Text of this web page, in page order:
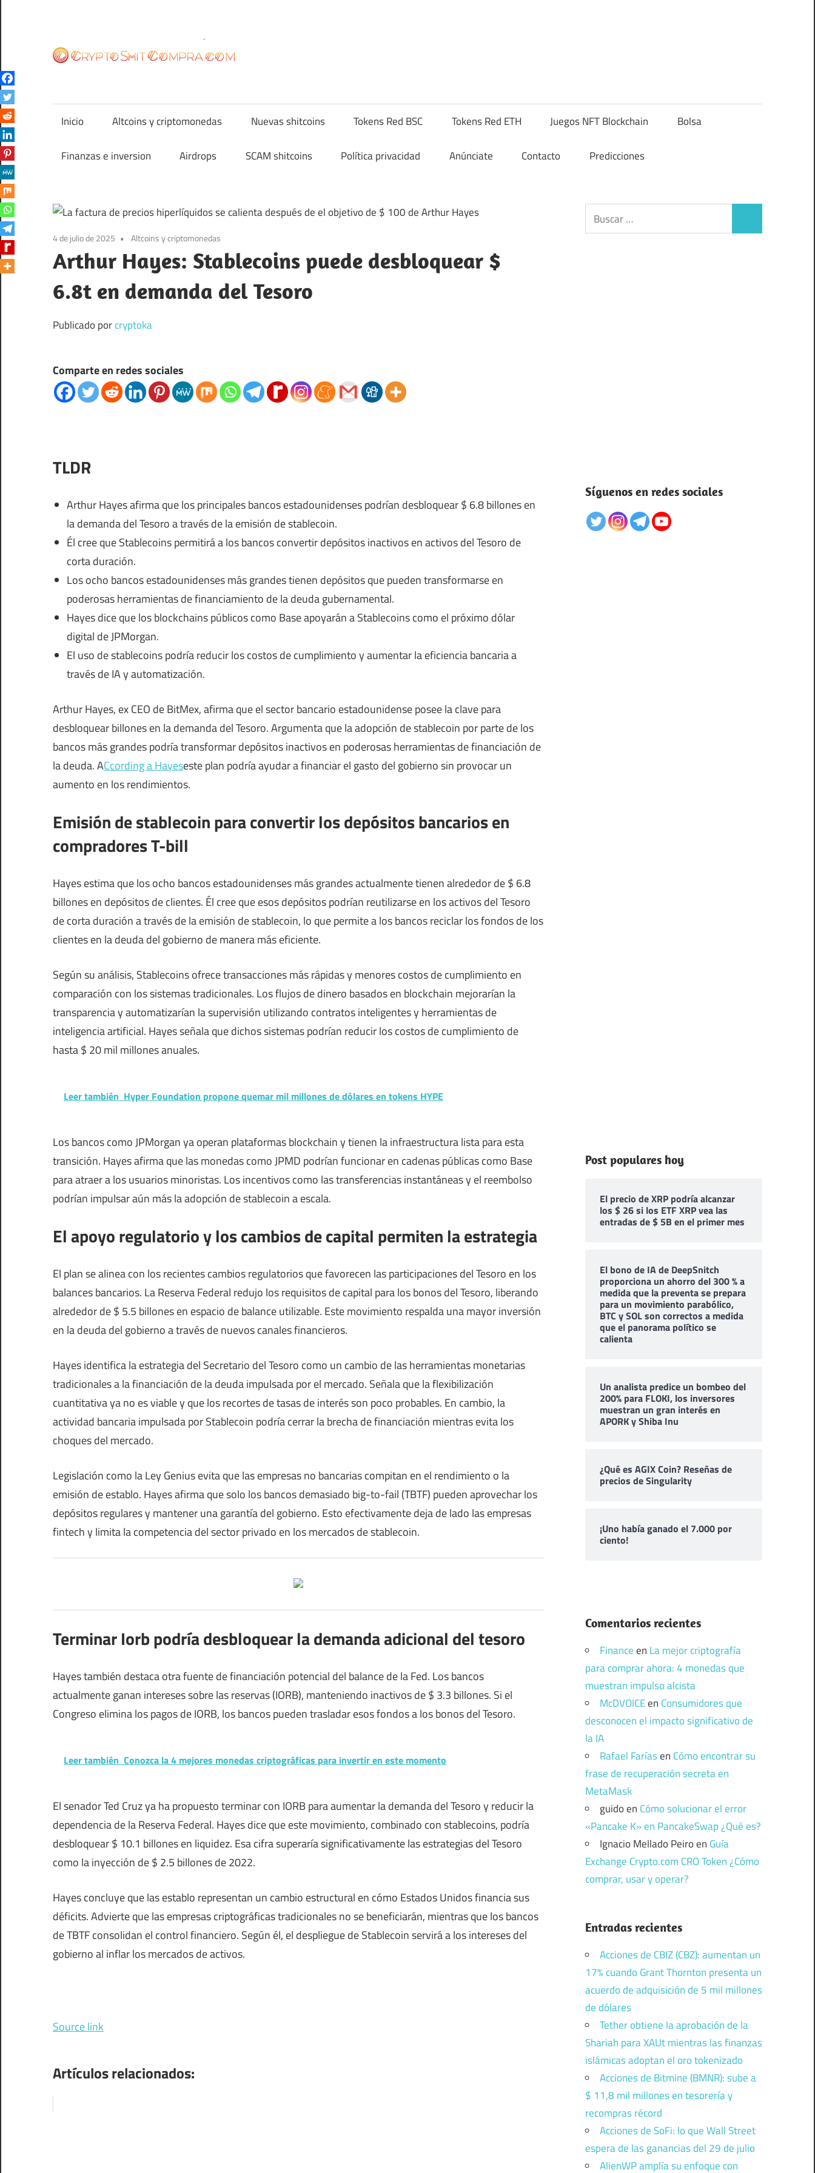
Inicio Altcoins y criptomonedas Nuevas shitcoins Tokens Red BSC Tokens Red ETH Juegos NFT Blockchain Bolsa
Finanzas e inversion Airdrops SCAM shitcoins Política privacidad Anúnciate Contacto Predicciones
4 de julio de 2025 Altcoins y criptomonedas
Arthur Hayes: Stablecoins puede desbloquear $
6.8t en demanda del Tesoro
Publicado porcryptoka
Comparte en redes sociales
TLDR
Arthur Hayes afirma que los principales bancos estadounidenses podrían desbloquear $ 6.8 billones en
la demanda del Tesoro a través de la emisión de stablecoin.
Él cree que Stablecoins permitirá a los bancos convertir depósitos inactivos en activos del Tesoro de
corta duración.
Los ocho bancos estadounidenses más grandes tienen depósitos que pueden transformarse en
poderosas herramientas de financiamiento de la deuda gubernamental.
Hayes dice que los blockchains públicos como Base apoyarán a Stablecoins como el próximo dólar
digital de JPMorgan.
El uso de stablecoins podría reducir los costos de cumplimiento y aumentar la eficiencia bancaria a
través de IA y automatización.
Arthur Hayes, ex CEO de BitMex, afirma que el sector bancario estadounidense posee la clave para
desbloquear billones en la demanda del Tesoro. Argumenta que la adopción de stablecoin por parte de los
bancos más grandes podría transformar depósitos inactivos en poderosas herramientas de financiación de
la deuda. ACcording a Hayeseste plan podría ayudar a financiar el gasto del gobierno sin provocar un
aumento en los rendimientos.
Emisión de stablecoin para convertir los depósitos bancarios en
compradores T-bill
Hayes estima que los ocho bancos estadounidenses más grandes actualmente tienen alrededor de $ 6.8
billones en depósitos de clientes. Él cree que esos depósitos podrían reutilizarse en los activos del Tesoro
de corta duración a través de la emisión de stablecoin, lo que permite a los bancos reciclar los fondos de los
clientes en la deuda del gobierno de manera más eficiente.
Según su análisis, Stablecoins ofrece transacciones más rápidas y menores costos de cumplimiento en
comparación con los sistemas tradicionales. Los flujos de dinero basados ​​en blockchain mejorarían la
transparencia y automatizarían la supervisión utilizando contratos inteligentes y herramientas de
inteligencia artificial. Hayes señala que dichos sistemas podrían reducir los costos de cumplimiento de
hasta $ 20 mil millones anuales.
Leer también Hyper Foundation propone quemar mil millones de dólares en tokens HYPE
Los bancos como JPMorgan ya operan plataformas blockchain y tienen la infraestructura lista para esta
transición. Hayes afirma que las monedas como JPMD podrían funcionar en cadenas públicas como Base
para atraer a los usuarios minoristas. Los incentivos como las transferencias instantáneas y el reembolso
podrían impulsar aún más la adopción de stablecoin a escala.
El apoyo regulatorio y los cambios de capital permiten la estrategia
El plan se alinea con los recientes cambios regulatorios que favorecen las participaciones del Tesoro en los
balances bancarios. La Reserva Federal redujo los requisitos de capital para los bonos del Tesoro, liberando
alrededor de $ 5.5 billones en espacio de balance utilizable. Este movimiento respalda una mayor inversión
en la deuda del gobierno a través de nuevos canales financieros.
Hayes identifica la estrategia del Secretario del Tesoro como un cambio de las herramientas monetarias
tradicionales a la financiación de la deuda impulsada por el mercado. Señala que la flexibilización
cuantitativa ya no es viable y que los recortes de tasas de interés son poco probables. En cambio, la
actividad bancaria impulsada por Stablecoin podría cerrar la brecha de financiación mientras evita los
choques del mercado.
Legislación como la Ley Genius evita que las empresas no bancarias compitan en el rendimiento o la
emisión de establo. Hayes afirma que solo los bancos demasiado big-to-fail (TBTF) pueden aprovechar los
depósitos regulares y mantener una garantía del gobierno. Esto efectivamente deja de lado las empresas
fintech y limita la competencia del sector privado en los mercados de stablecoin.
Terminar Iorb podría desbloquear la demanda adicional del tesoro
Hayes también destaca otra fuente de financiación potencial del balance de la Fed. Los bancos
actualmente ganan intereses sobre las reservas (IORB), manteniendo inactivos de $ 3.3 billones. Si el
Congreso elimina los pagos de IORB, los bancos pueden trasladar esos fondos a los bonos del Tesoro.
Leer también Conozca la 4 mejores monedas criptográficas para invertir en este momento
El senador Ted Cruz ya ha propuesto terminar con IORB para aumentar la demanda del Tesoro y reducir la
dependencia de la Reserva Federal. Hayes dice que este movimiento, combinado con stablecoins, podría
desbloquear $ 10.1 billones en liquidez. Esa cifra superaría significativamente las estrategias del Tesoro
como la inyección de $ 2.5 billones de 2022.
Hayes concluye que las establo representan un cambio estructural en cómo Estados Unidos financia sus
déficits. Advierte que las empresas criptográficas tradicionales no se beneficiarán, mientras que los bancos
de TBTF consolidan el control financiero. Según él, el despliegue de Stablecoin servirá a los intereses del
gobierno al inflar los mercados de activos.
Source link
Artículos relacionados:
Buscar:
Síguenos en redes sociales
Post populares hoy
El precio de XRP podría alcanzar
los $ 26 si los ETF XRP vea las
entradas de $ 5B en el primer mes
El bono de IA de DeepSnitch
proporciona un ahorro del 300 % a
medida que la preventa se prepara
para un movimiento parabólico,
BTC y SOL son correctos a medida
que el panorama político se
calienta
Un analista predice un bombeo del
200% para FLOKI, los inversores
muestran un gran interés en
APORK y Shiba Inu
¿Qué es AGIX Coin? Reseñas de
precios de Singularity
¡Uno había ganado el 7.000 por
ciento!
Comentarios recientes
Financeen La mejor criptografía
para comprar ahora: 4 monedas que
muestran impulso alcista
McDVOICEen Consumidores que
desconocen el impacto significativo de
la IA
Rafael Faríasen Cómo encontrar su
frase de recuperación secreta en
MetaMask
guidoen Cómo solucionar el error
«Pancake K» en PancakeSwap ¿Qué es?
Ignacio Mellado Peiroen Guía
Exchange Crypto.com CRO Token ¿Cómo
comprar, usar y operar?
Entradas recientes
Acciones de CBIZ (CBZ): aumentan un
17% cuando Grant Thornton presenta un
acuerdo de adquisición de 5 mil millones
de dólares
Tether obtiene la aprobación de la
Shariah para XAUt mientras las finanzas
islámicas adoptan el oro tokenizado
Acciones de Bitmine (BMNR): sube a
$ 11,8 mil millones en tesorería y
recompras récord
Acciones de SoFi: lo que Wall Street
espera de las ganancias del 29 de julio
AlienWP amplía su enfoque con